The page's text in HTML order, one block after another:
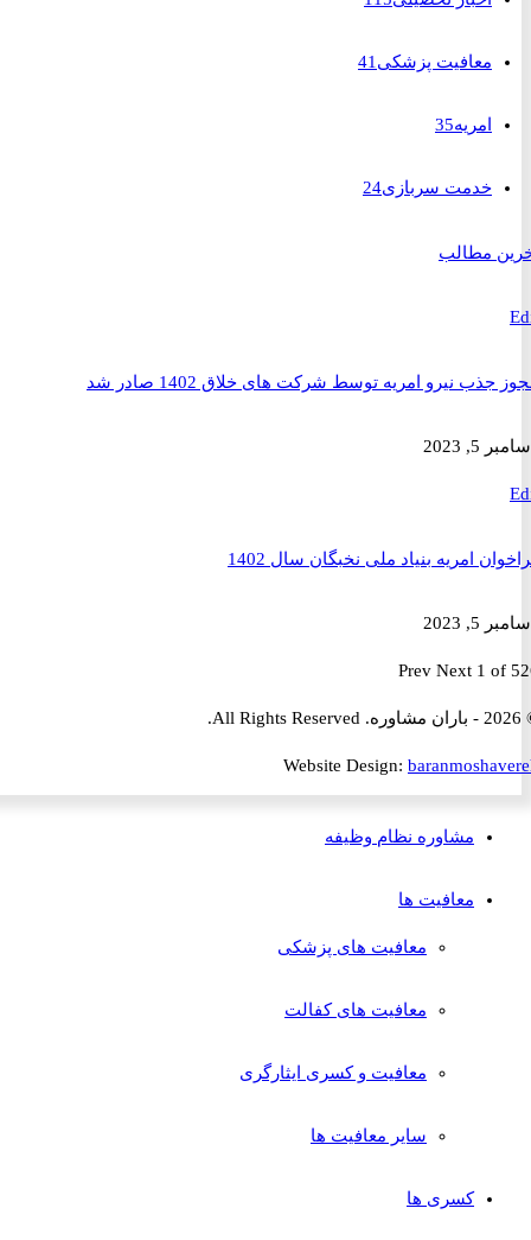
معافیت پزشکی41
امریه 35
خدمت سربازی 24
مطالب
نیرو امریه توسط شرکت های خلاق 1402 صادر شد
امریه بنیاد ملی نخبگان سال 1402
PrevNext 1
Website Design:
مشاوره نظام وظیفه
معافیت ها
معافیت های پزشکی
معافیت های کفالت
معافیت و کسری ایثارگری
سایر معافیت ها
کسری ها